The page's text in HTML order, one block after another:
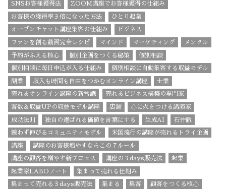
SNSお客様獲得法 ZOOM講座でお客様獲得の仕組み
お客様の獲得率３倍になった方法 ひとり起業
オープンチャット講座集客の仕組み ビジネス
ファンを創る動画完全レシピ マインド マーケティング メンタル
予約がふえる核心 個別企画をつくる秘策 個別相談
個別相談に毎日申込が入る仕組み 個別相談に自動集客する収益モデル
副業 収入も時間も自由をつかむオンライン講座 士業
売れるオンライン講座の新常識 売れるビジネス構築の専門家
客数＆収益UPの収益モデル講座 店舗 心に火をつける講演家
成功法則 独自の選ばれる価値を言葉にする 生成AI 石井徹
競わず伸びるコミュニティモデル 米国流行の講座が売れるトライ企画
講座 講座のお客様増やすならこの７ルール
講座の顧客を増やす新プロセス 講座の３days販売法 起業
起業家LABOノート 集まって売れる仕組み
集まって売れる３days販売法 集まる 集客 顧客をつくる核心